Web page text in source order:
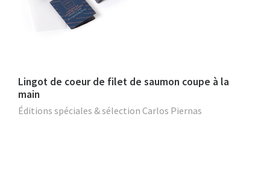
Lingot de coeur de filet de saumon coupe à la
main
Éditions spéciales & sélection Carlos Piernas